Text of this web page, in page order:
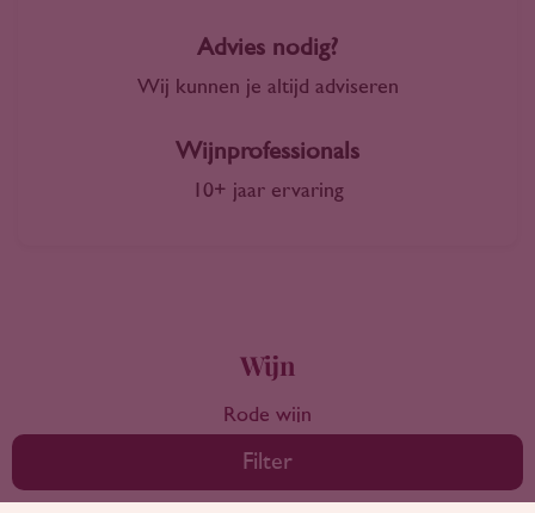
Filter
Advies nodig?
Wij kunnen je altijd adviseren
Wijnprofessionals
10+ jaar ervaring
Wijn
Rode wijn
Witte wijn
Rose wijn